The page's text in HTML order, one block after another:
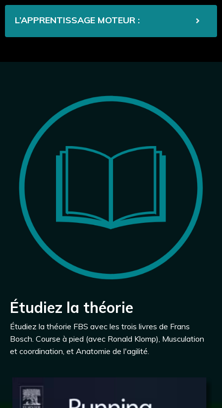
L’APPRENTISSAGE MOTEUR :
Étudiez la théorie
Étudiez la théorie FBS avec les trois livres de Frans
Bosch. Course à pied (avec Ronald Klomp), Musculation
et coordination, et Anatomie de l'agilité.